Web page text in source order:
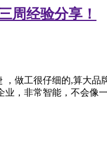
周经验分享！
做工很仔细的,算大
，非常智能，不会像